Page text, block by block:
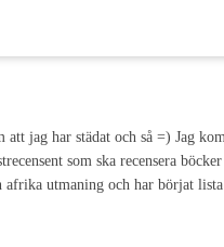
jag har städat och så =) Jag
som ska recensera
utmaning och har börjat